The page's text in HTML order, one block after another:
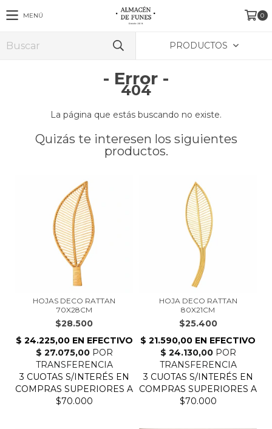
MENÚ 0
PRODUCTOS
- Error -
404
La página que estás buscando no existe.
Quizás te interesen los siguientes
productos.
HOJAS DECO RATTAN
70X28CM
$28.500
HOJA DECO RATTAN
80X21CM
$25.400